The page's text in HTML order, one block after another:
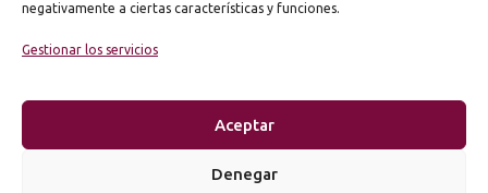
negativamente a ciertas características y funciones.
Gestionar los servicios
Aceptar
Denegar